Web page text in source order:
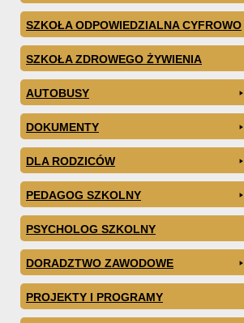
SZKOŁA ODPOWIEDZIALNA CYFROWO
SZKOŁA ZDROWEGO ŻYWIENIA
AUTOBUSY
DOKUMENTY
DLA RODZICÓW
PEDAGOG SZKOLNY
PSYCHOLOG SZKOLNY
DORADZTWO ZAWODOWE
PROJEKTY I PROGRAMY